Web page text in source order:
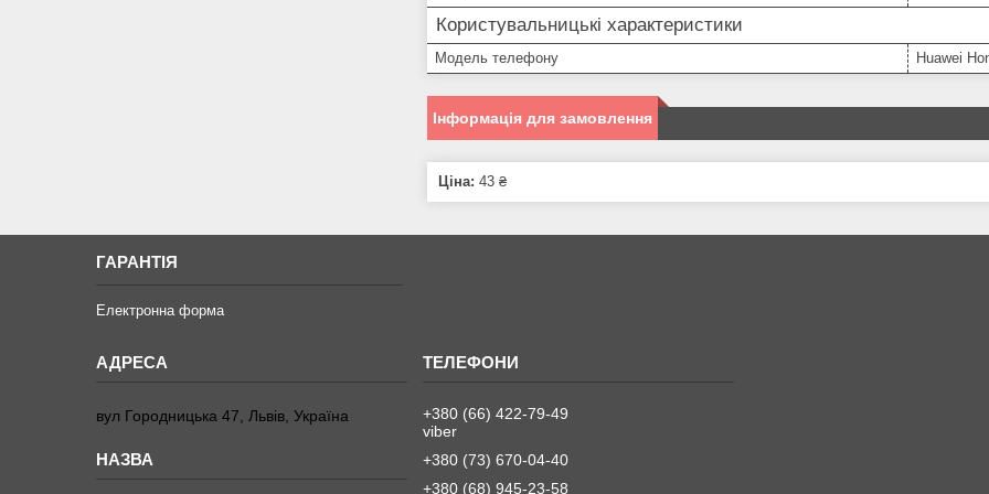
Користувальницькі характеристики
Модель телефону Huawei
Інформація для замовлення
Ціна: 43 ₴
ГАРАНТІЯ
Електронна форма
вул Городницька 47, Львів, Україна
+380 (66) 422-79-49
viber
+380 (73) 670-04-40
+380 (68) 945-23-58